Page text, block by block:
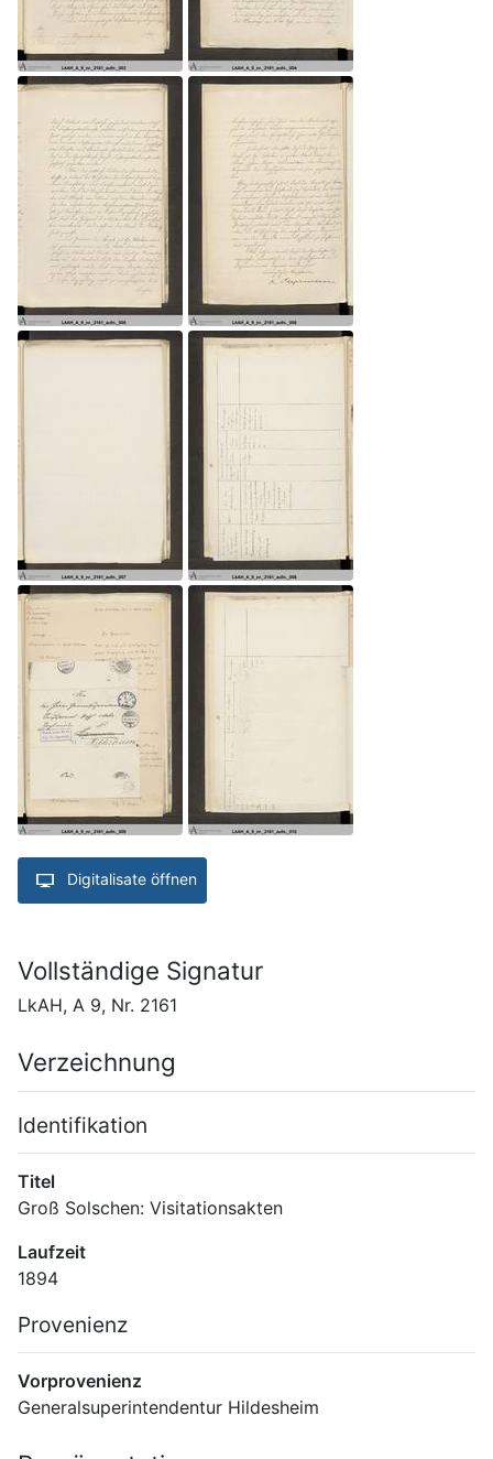
Digitalisate öffnen
Vollständige Signatur
LkAH, A 9, Nr. 2161
Verzeichnung
Identifikation
Titel
Groß Solschen: Visitationsakten
Laufzeit
1894
Provenienz
Vorprovenienz
Generalsuperintendentur Hildesheim